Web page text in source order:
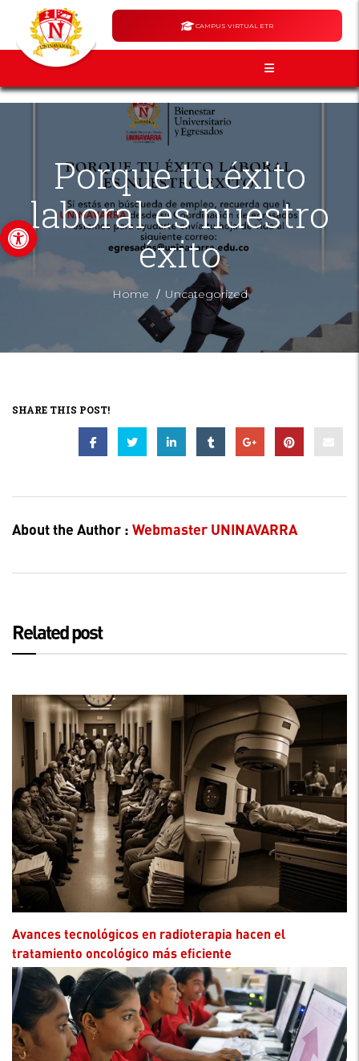
Abrir barra de herramientas
CAMPUS VIRTUAL ETR
Porque tu éxito
laboral es nuestro
éxito
Home / Uncategorized
SHARE THIS POST!
About the Author : Webmaster UNINAVARRA
Related post
Avances tecnológicos en radioterapia hacen el
tratamiento oncológico más eficiente